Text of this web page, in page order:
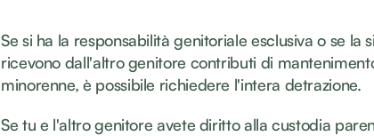
Se si ha la responsabilità genitoriale esclusiva o se la
ricevono dall'altro genitore contributi di
minorenne, è possibile richiedere l'intera detrazione.
Se tu e l'altro genitore avete diritto alla custodia